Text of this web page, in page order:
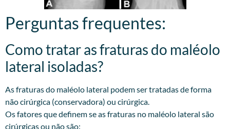
Perguntas frequentes:
Como tratar as fraturas do maléolo
lateral isoladas?
As fraturas do maléolo lateral podem ser tratadas de forma
não cirúrgica (conservadora) ou cirúrgica.
Os fatores que definem se as fraturas no maléolo lateral são
cirúrgicas ou não são: